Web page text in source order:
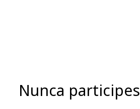
Nunca participes